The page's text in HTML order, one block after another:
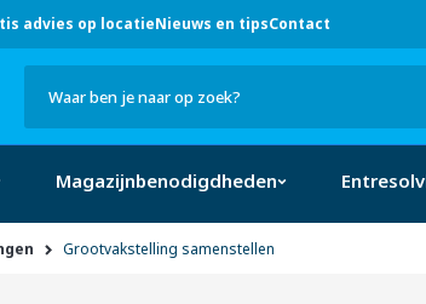
advies op locatieNieuws en tipsContact
Zoek
Magazijnbenodigdheden
Grootvakstelling samenstellen